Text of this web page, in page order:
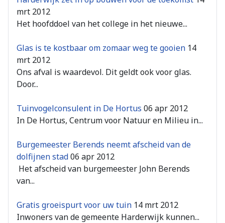
mrt 2012
Het hoofddoel van het college in het nieuwe...
Glas is te kostbaar om zomaar weg te gooien 14
mrt 2012
Ons afval is waardevol. Dit geldt ook voor glas.
Door...
Tuinvogelconsulent in De Hortus 06 apr 2012
In De Hortus, Centrum voor Natuur en Milieu in...
Burgemeester Berends neemt afscheid van de
dolfijnen stad06 apr 2012
Het afscheid van burgemeester John Berends
van...
Gratis groeispurt voor uw tuin 14 mrt 2012
Inwoners van de gemeente Harderwijk kunnen...